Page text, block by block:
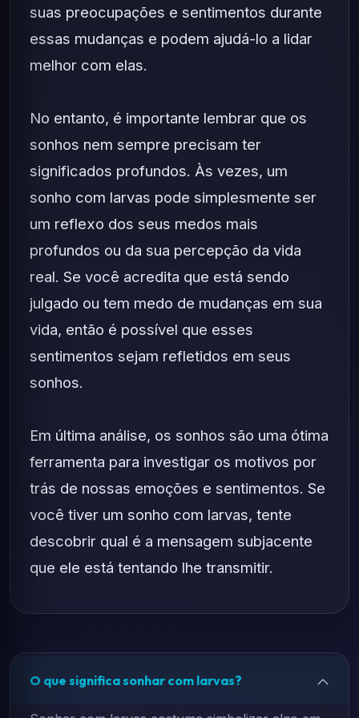
suas preocupações e sentimentos durante
essas mudanças e podem ajudá-lo a lidar
melhor com elas.
No entanto, é importante lembrar que os
sonhos nem sempre precisam ter
significados profundos. Às vezes, um
sonho com larvas pode simplesmente ser
um reflexo dos seus medos mais
profundos ou da sua percepção da vida
real. Se você acredita que está sendo
julgado ou tem medo de mudanças em sua
vida, então é possível que esses
sentimentos sejam refletidos em seus
sonhos.
Em última análise, os sonhos são uma ótima
ferramenta para investigar os motivos por
trás de nossas emoções e sentimentos. Se
você tiver um sonho com larvas, tente
descobrir qual é a mensagem subjacente
que ele está tentando lhe transmitir.
O que significa sonhar com larvas?